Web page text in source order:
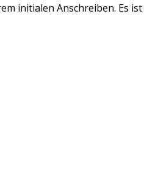
initialen Anschreiben. Es ist